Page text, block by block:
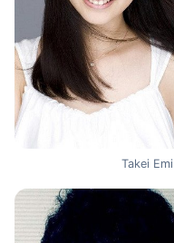
Takei